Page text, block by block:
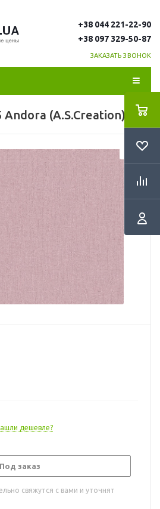
+38 044 221-22-90
+38 097 329-50-87
ЗАКАЗАТЬ ЗВОНОК
(A.S.Creation)
дешевле?
Под заказ
свяжутся с вами и уточнят